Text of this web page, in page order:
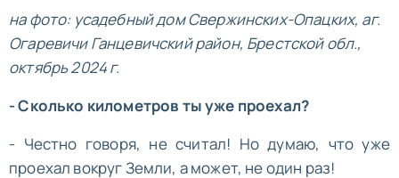
на фото: усадебный дом Свержинских-Опацких, аг.
Огаревичи Ганцевичский район, Брестской обл.,
октябрь 2024 г.
- Сколько километров ты уже проехал?
- Честно говоря, не считал! Но думаю, что уже
проехал вокруг Земли, а может, не один раз!